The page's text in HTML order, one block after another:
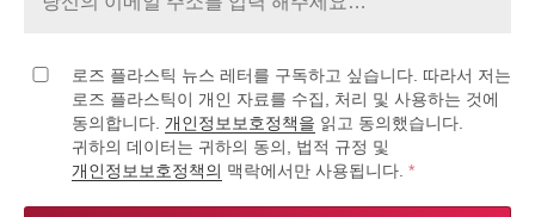
로즈 플라스틱 뉴스 레터를 구독하고 싶습니다. 따라서 저는
로즈 플라스틱이 개인 자료를 수집, 처리 및 사용하는 것에
동의합니다. 개인정보보호정책을 읽고 동의했습니다.
귀하의 데이터는 귀하의 동의, 법적 규정 및
개인정보보호정책의 맥락에서만 사용됩니다. *